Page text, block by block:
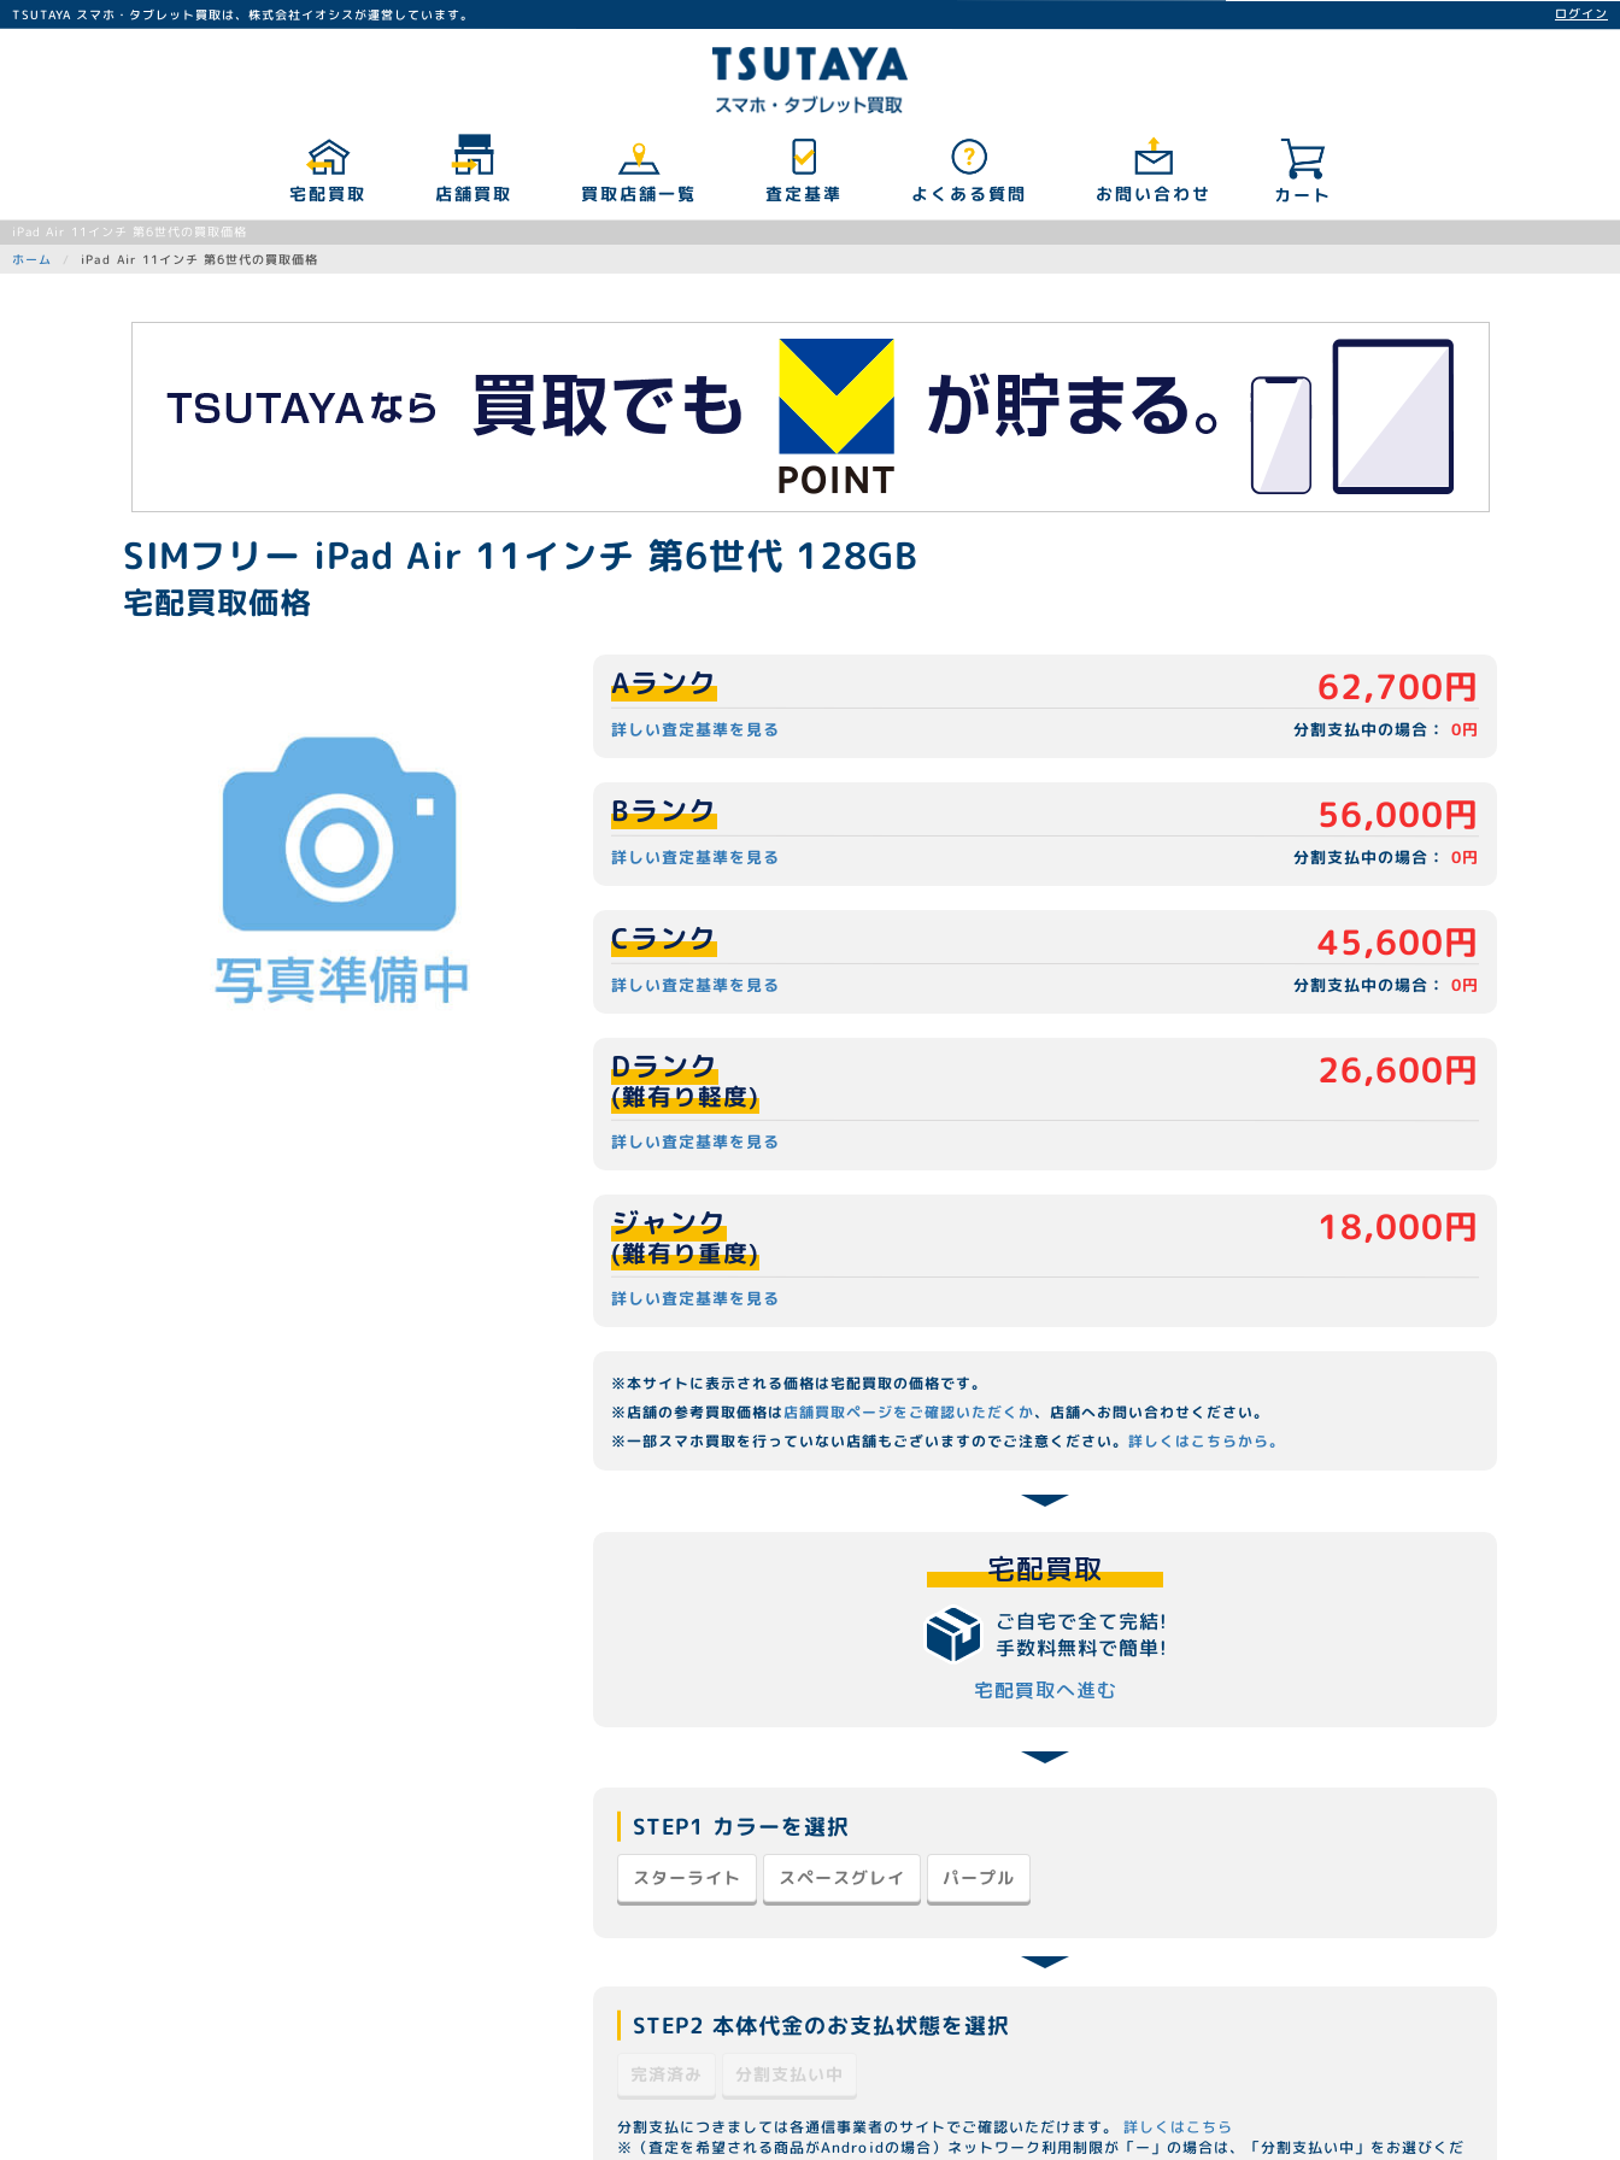
TSUTAYA スマホ・タブレット買取は、株式会社イオシスが運営しています。
カート
宅配買取 店舗買取 買取店舗一覧 査定基準 よくある質問 お問い合わせ
ログイン
iPad Air 11インチ 第6世代の買取価格
ホーム iPad Air 11インチ 第6世代の買取価格
SIMフリー iPad Air 11インチ 第6世代 128GB
宅配買取価格
詳しい査定基準を見る
Aランク 62,700円
分割支払中の場合：0円
詳しい査定基準を見る
Bランク 56,000円
分割支払中の場合：0円
詳しい査定基準を見る
Cランク 45,600円
分割支払中の場合：0円
詳しい査定基準を見る
Dランク
(難有り軽度)
26,600円
詳しい査定基準を見る
ジャンク
(難有り重度)
18,000円
※本サイトに表示される価格は宅配買取の価格です。
※店舗の参考買取価格は店舗買取ページをご確認いただくか、店舗へお問い合わせください。
※一部スマホ買取を行っていない店舗もございますのでご注意ください。詳しくはこちらから。
宅配買取
ご自宅で全て完結!
手数料無料で簡単!
宅配買取へ進む
STEP1 カラーを選択
スターライト スペースグレイ パープル
STEP2 本体代金のお支払状態を選択
完済済み 分割支払い中
分割支払につきましては各通信事業者のサイトでご確認いただけます。詳しくはこちら
※（査定を希望される商品がAndroidの場合）ネットワーク利用制限が「ー」の場合は、「分割支払い中」をお選びくだ